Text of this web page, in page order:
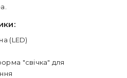
(LED)
"свічка" для